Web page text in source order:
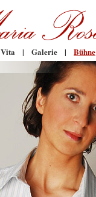
Vita | Galerie | Bühne